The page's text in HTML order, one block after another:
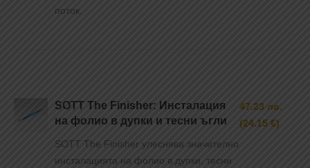
поток.
SOTT The Finisher: Инсталация
на фолио в дупки и тесни ъгли
SOTT The Finisher улеснява значително
инсталацията на фолио в дупки, тесни
47.23 лв.
(24.15 €)